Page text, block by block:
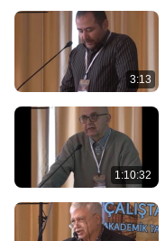
3:13
1:10:32